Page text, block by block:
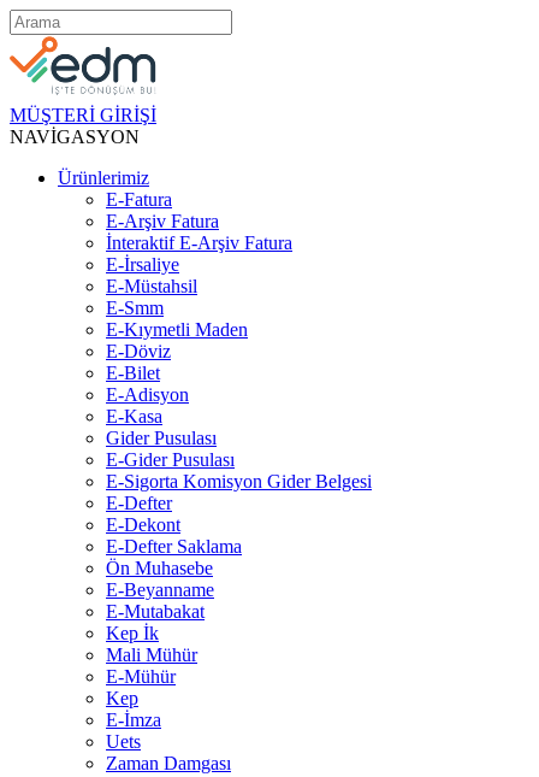
MÜŞTERİ GİRİŞİ
NAVİGASYON
Ürünlerimiz
E-Fatura
E-Arşiv Fatura
İnteraktif E-Arşiv Fatura
E-İrsaliye
E-Müstahsil
E-Smm
E-Kıymetli Maden
E-Döviz
E-Bilet
E-Adisyon
E-Kasa
Gider Pusulası
E-Gider Pusulası
E-Sigorta Komisyon Gider Belgesi
E-Defter
E-Dekont
E-Defter Saklama
Ön Muhasebe
E-Beyanname
E-Mutabakat
Kep İk
Mali Mühür
E-Mühür
Kep
E-İmza
Uets
Zaman Damgası